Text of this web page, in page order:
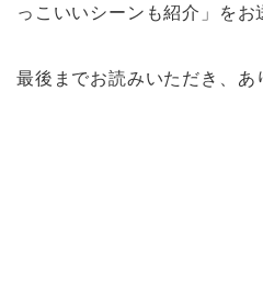
っこいいシーンも紹介」をお
最後までお読みいただき、あ